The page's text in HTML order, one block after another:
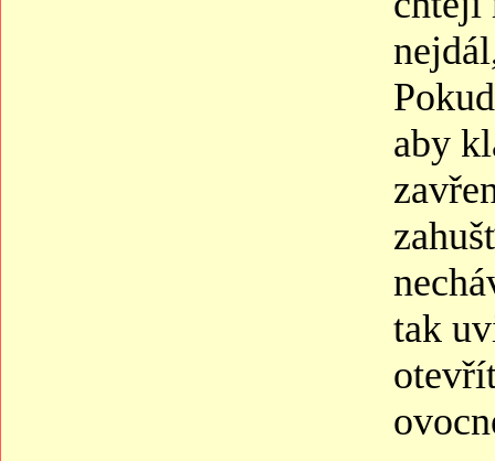
aby
tak